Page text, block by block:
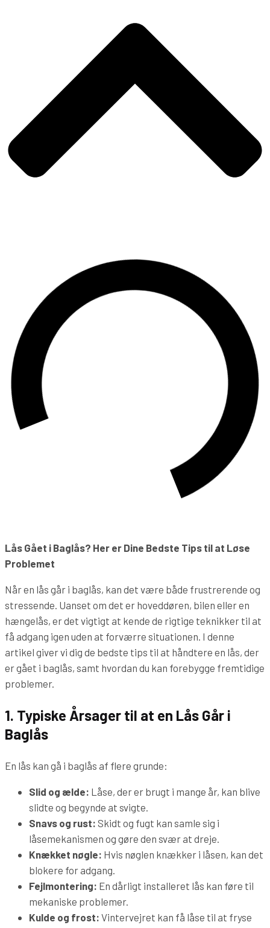
Lås Gået i Baglås? Her er Dine Bedste Tips til at Løse
Problemet
Når en lås går i baglås, kan det være både frustrerende og
stressende. Uanset om det er hoveddøren, bilen eller en
hængelås, er det vigtigt at kende de rigtige teknikker til at
få adgang igen uden at forværre situationen. I denne
artikel giver vi dig de bedste tips til at håndtere en lås, der
er gået i baglås, samt hvordan du kan forebygge fremtidige
problemer.
1. Typiske Årsager til at en Lås Går i
Baglås
En lås kan gå i baglås af flere grunde:
Slid og ælde: Låse, der er brugt i mange år, kan blive
slidte og begynde at svigte.
Snavs og rust: Skidt og fugt kan samle sig i
låsemekanismen og gøre den svær at dreje.
Knækket nøgle: Hvis nøglen knækker i låsen, kan det
blokere for adgang.
Fejlmontering: En dårligt installeret lås kan føre til
mekaniske problemer.
Kulde og frost: Vintervejret kan få låse til at fryse